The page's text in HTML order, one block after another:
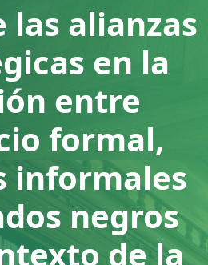
las alianzas
en la
entre
formal,
informales
negros
de la